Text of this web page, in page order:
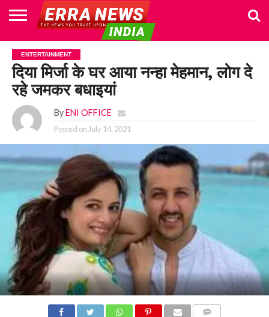
HOME
POLITICS
NEWS
BUSINESS
CULTURE
NATIONAL
SPORTS
LIFESTYLE
TRAVEL
OPINION
BREAKING
NEWS
ENTERTAINMENT
WORLD
CRIME
JOIN
US
ENTERTAINMENT
दिया मिर्जा के घर आया नन्हा मेहमान, लोग दे
रहे जमकर बधाइयां
By ENI OFFICE
Posted on July 14, 2021